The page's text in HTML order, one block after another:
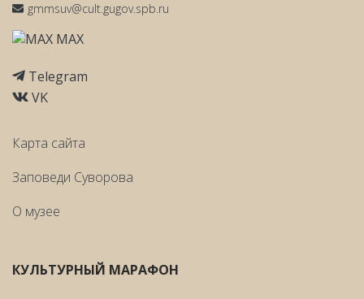
gmmsuv@cult.gugov.spb.ru
MAX
Telegram
VK
Карта сайта
Заповеди Cуворова
О музее
КУЛЬТУРНЫЙ МАРАФОН